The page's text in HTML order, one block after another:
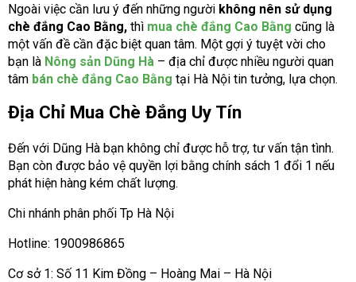
Ngoài việc cần lưu ý đến những người không nên sử dụng
chè đắng Cao Bằng, thì mua chè đắng Cao Bằng cũng là
một vấn đề cần đặc biệt quan tâm. Một gợi ý tuyệt vời cho
bạn là Nông sản Dũng Hà – địa chỉ được nhiều người quan
tâm bán chè đắng Cao Bằng tại Hà Nội tin tưởng, lựa chọn.
Địa Chỉ Mua Chè Đắng Uy Tín
Đến với Dũng Hà bạn không chỉ được hỗ trợ, tư vấn tận tình.
Bạn còn được bảo vệ quyền lợi bằng chính sách 1 đổi 1 nếu
phát hiện hàng kém chất lượng.
Chi nhánh phân phối Tp Hà Nội
Hotline: 1900986865
Cơ sở 1: Số 11 Kim Đồng – Hoàng Mai – Hà Nội